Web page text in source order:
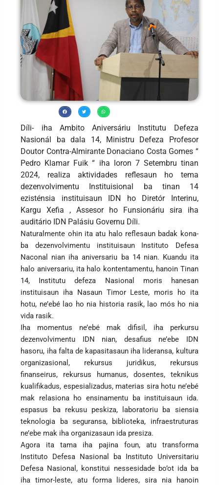
Díli- iha Ambito Aniversáriu Institutu Defeza
Nasionál ba dala 14, Ministru Defeza Profesor
Doutor Contra-Almirante Donaciano Costa Gomes “
Pedro Klamar Fuik “ iha loron 7 Setembru tinan
2024, realiza aktividades reflesaun ho tema
dezenvolvimentu Instituisional ba tinan 14
ezisténsia instituisaun IDN ho Diretór Interinu,
Kargu Xefia , Assesor ho Funsionáriu sira iha
auditário IDN Palásiu Governu Díli.
Naturalmente ohin ita atu halo reflesaun badak kona-
ba dezenvolvimentu instituisaun Instituto Defesa
Naconal nian iha aniversariu ba 14 nian. Kuandu ita
halo aniversariu, ita halo kontentamentu, hanoin Tinan
14, Institutu defeza Nasional moris hanesan
instituisaun iha Nasaun Timor Leste, moris ho ita
hotu, ne’ebé lao ho nia historia rasik, lao mós ho nia
vida rasik.
Iha momentus ne’ebé mak difisil, iha perkursu
dezenvolvimentu IDN nian, desafius ne’ebe IDN
hasoru, iha falta de kapasitasaun iha lideransa, kultura
organizasional, rekursus juridikus, rekursus
finanseirus, rekursus humanus, dosentes, teknikus
kualifikadus, espesializadus, materias sira hotu ne’ebé
mak relasiona ho ensinamentu ba instituisaun ida.
espasus ba rekusu peskiza, laboratoriu ba siensia
teknologia ba seguransa, biblioteka, infraestruturas
ne’ebe mak iha organizasaun ida presiza.
Agora ita tama iha pajina foun, atu transforma
Instituto Defesa Nasional ba Instituto Universitariu
Defesa Nasional, konstitui nessesidade bo’ot ida ba
iha timor-leste, atu forma lideres, sira nia hanoin